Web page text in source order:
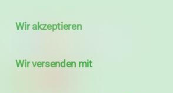
Wir akzeptieren
Wir versenden mit